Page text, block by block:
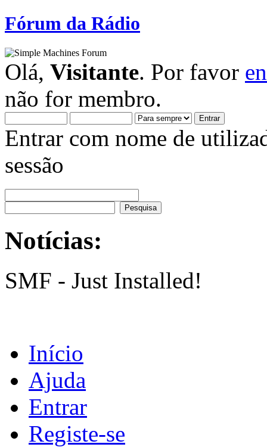
Fórum da Rádio
Olá, Visitante. Por favor
não for membro.
Entrar com nome de
sessão
Notícias:
SMF - Just Installed!
Início
Ajuda
Entrar
Registe-se